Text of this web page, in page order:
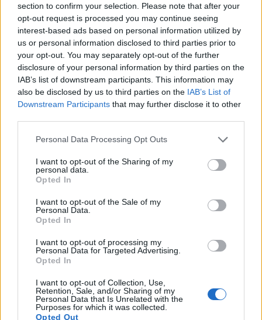
section to confirm your selection. Please note that after your
opt-out request is processed you may continue seeing
interest-based ads based on personal information utilized by
us or personal information disclosed to third parties prior to
your opt-out. You may separately opt-out of the further
disclosure of your personal information by third parties on the
IAB’s list of downstream participants. This information may
also be disclosed by us to third parties on the IAB’s List of
Downstream Participants that may further disclose it to other
Please note that this website/app uses one or more Google
not limited to your visit or usage behaviour. You may click to
grant or deny consent to Google and its third-party tags to
use your data for below specified purposes in below Google
consent section.
Personal Data Processing Opt Outs
I want to opt-out of the Sharing of my
personal data.
Opted In
I want to opt-out of the Sale of my
Personal Data.
Opted In
I want to opt-out of processing my
Personal Data for Targeted Advertising.
Opted In
I want to opt-out of Collection, Use,
Retention, Sale, and/or Sharing of my
Personal Data that Is Unrelated with the
Purposes for which it was collected.
Opted Out
Vodič za uzgoj hrena u vlastitom vrtu
Objavljeno: 5. februar 2026. u 13:41:00 UTC
Hren je izdržljivo višegodišnje korjenasto povrće
koje hiljadama godina dodaje ljuti okus jelima. Ova
otporna biljka, botanički poznata kao Armoracia
rusticana, proizvodi velike zelene listove iznad
zemlje, dok ispod razvija svoje cijenjeno ljuto
korijenje. Pročitaj više...
Vodič za uzgoj komorača u vlastitom vrtu
Objavljeno: 5. februar 2026. u 13:38:00 UTC
kulinarski užitak i ljepotu vrta. Sa svojim pernatim
lišćem, aromatičnim sjemenkama, a kod nekih sorti
i lukovičastom bazom, komorač nudi višestruke
urode iz jedne biljke.Pročitaj više...
Vodič za uzgoj patlidžana u vlastitom vrtu
Objavljeno: 5. februar 2026. u 13:35:23 UTC
Otkrijte radost uzgoja vlastitog patlidžana, tih
sjajnih ljubičastih dragulja koji obične obroke
privlače klasične sorte 'Black Beauty', vitke
japanske vrste ili šarmantne minijaturne ukrasne
biljke, uzgoj patlidžana vas nagrađuje i ljepotom i